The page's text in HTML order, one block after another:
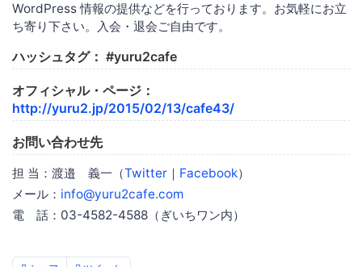
WordPress 情報の提供などを行っております。お気軽にお立
ち寄り下さい。入会・退会ご自由です。
ハッシュタグ： #yuru2cafe
オフィシャル・ページ：
http://yuru2.jp/2015/02/13/cafe43/
お問い合わせ先
担 当：渡邉 義一（Twitter ｜ Facebook）
メール： info@yuru2cafe.com
電 話：03-4582-4588（ぎいちワン内）